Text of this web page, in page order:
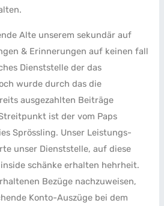
Alte unserem sekundär auf
& Erinnerungen auf keinen fall
Dienststelle der das
wurde durch das die
ausgezahlten Beiträge
ist der vom Paps
Sprössling. Unser Leistungs-
unser Dienststelle, auf diese
schänke erhalten hehrheit.
Bezüge nachzuweisen,
Konto-Auszüge bei dem